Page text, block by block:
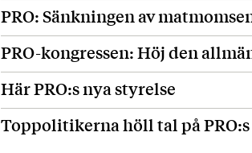
PRO: Sänkningen av
PRO-kongressen: Höj den
Här PRO:s nya styrelse
Toppolitikerna höll tal på PRO:s